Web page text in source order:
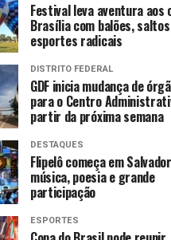
Festival leva aventura aos
Brasília com balões,
esportes radicais
DISTRITO FEDERAL
GDF inicia mudança de
para o Centro
partir da próxima semana
DESTAQUES
Flipelô começa em
música, poesia e grande
participação
ESPORTES